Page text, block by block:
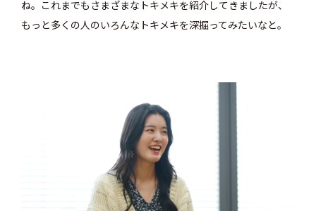
ね。これまでもさまざまなトキメキを紹介してきましたが、
もっと多くの人のいろんなトキメキを深掘ってみたいなと。